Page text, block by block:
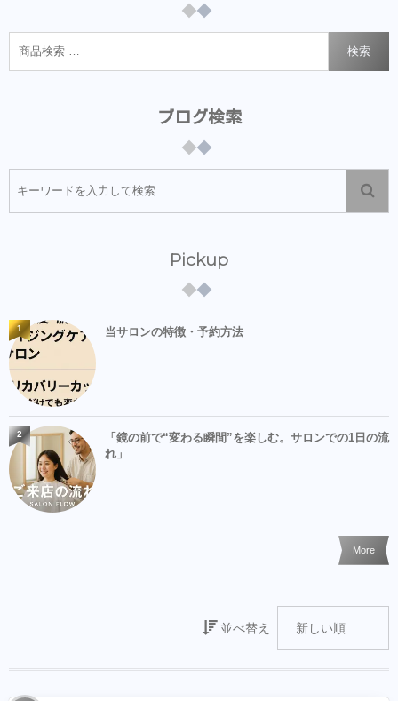
検索
ブログ検索
Pickup
当サロンの特徴・予約方法
1
「鏡の前で“変わる瞬間”を楽しむ。サロンでの1日の流
れ」
2
More
並べ替え